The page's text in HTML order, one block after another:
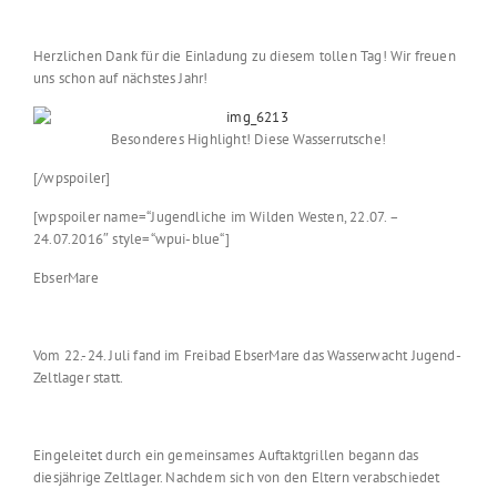
Herzlichen Dank für die Einladung zu diesem tollen Tag! Wir freuen
uns schon auf nächstes Jahr!
Besonderes Highlight! Diese Wasserrutsche!
[/wpspoiler]
[wpspoiler name=“Jugendliche im Wilden Westen, 22.07. –
24.07.2016″ style=“wpui-blue“]
EbserMare
Vom 22.-24. Juli fand im Freibad EbserMare das Wasserwacht Jugend-
Zeltlager statt.
Eingeleitet durch ein gemeinsames Auftaktgrillen begann das
diesjährige Zeltlager. Nachdem sich von den Eltern verabschiedet